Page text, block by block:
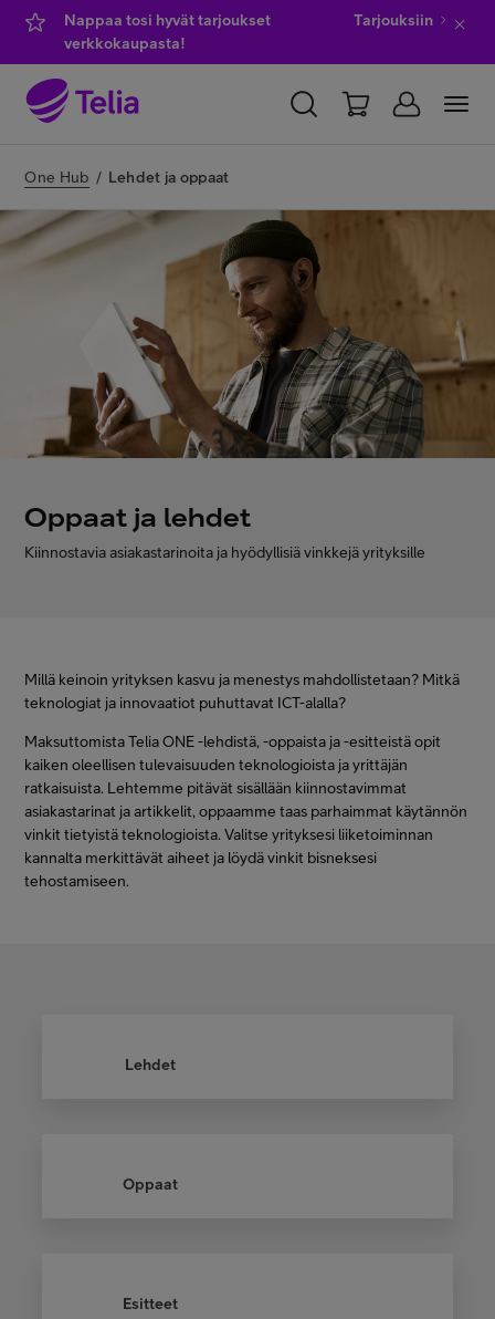
Nappaa tosi hyvät tarjoukset
verkkokaupasta!
Tarjouksiin
TELIA FINLAND
Asiakastuki
Minun Telia Yrityksille
FI EN SV
One Hub / Lehdet ja oppaat
Oppaat ja lehdet
Kiinnostavia asiakastarinoita ja hyödyllisiä vinkkejä yrityksille
Millä keinoin yrityksen kasvu ja menestys mahdollistetaan? Mitkä
teknologiat ja innovaatiot puhuttavat ICT-alalla?
Maksuttomista Telia ONE -lehdistä, -oppaista ja -esitteistä opit
kaiken oleellisen tulevaisuuden teknologioista ja yrittäjän
ratkaisuista. Lehtemme pitävät sisällään kiinnostavimmat
asiakastarinat ja artikkelit, oppaamme taas parhaimmat käytännön
vinkit tietyistä teknologioista. Valitse yrityksesi liiketoiminnan
kannalta merkittävät aiheet ja löydä vinkit bisneksesi
tehostamiseen.
Lehdet
Oppaat
Esitteet